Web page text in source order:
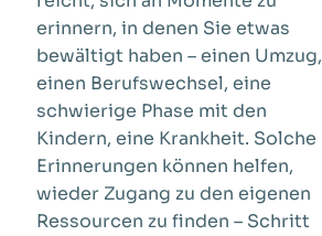
erinnern, in denen Sie etwas
bewältigt haben – einen Umzug,
einen Berufswechsel, eine
schwierige Phase mit den
Kindern, eine Krankheit. Solche
Erinnerungen können helfen,
wieder Zugang zu den eigenen
Ressourcen zu finden – Schritt